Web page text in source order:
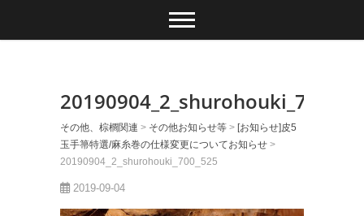
その他、棕櫚関連 > その他お知らせ等 > [お知らせ]皮5
玉手箒特選/麻糸巻の仕様変更についてお知らせ >
20190904_2_shurohouki_700_525
2019-09-04